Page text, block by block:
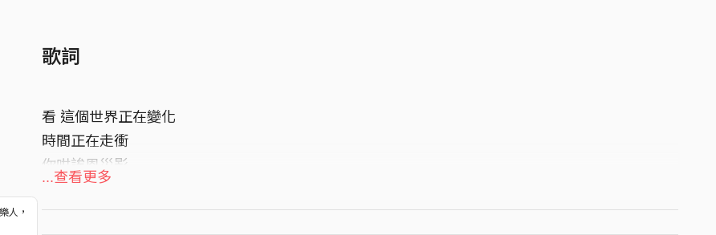
人，
歌詞
看 這個世界正在變化
時間正在走衝
你咁誒恩災影
可悲誒生命啊
龍係你們手中誒玩具
...查看更多